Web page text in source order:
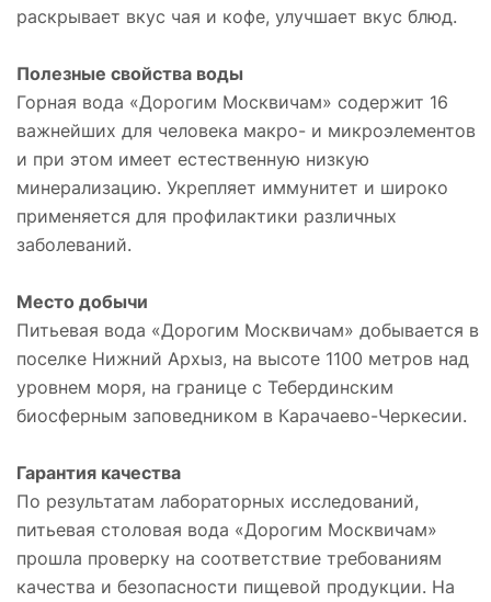
раскрывает вкус чая и кофе, улучшает вкус блюд.
Полезные свойства воды
Горная вода «Дорогим Москвичам» содержит 16
важнейших для человека макро- и микроэлементов
и при этом имеет естественную низкую
минерализацию. Укрепляет иммунитет и широко
применяется для профилактики различных
заболеваний.
Место добычи
Питьевая вода «Дорогим Москвичам» добывается в
поселке Нижний Архыз, на высоте 1100 метров над
уровнем моря, на границе с Тебердинским
биосферным заповедником в Карачаево-Черкесии.
Гарантия качества
По результатам лабораторных исследований,
питьевая столовая вода «Дорогим Москвичам»
прошла проверку на соответствие требованиям
качества и безопасности пищевой продукции. На